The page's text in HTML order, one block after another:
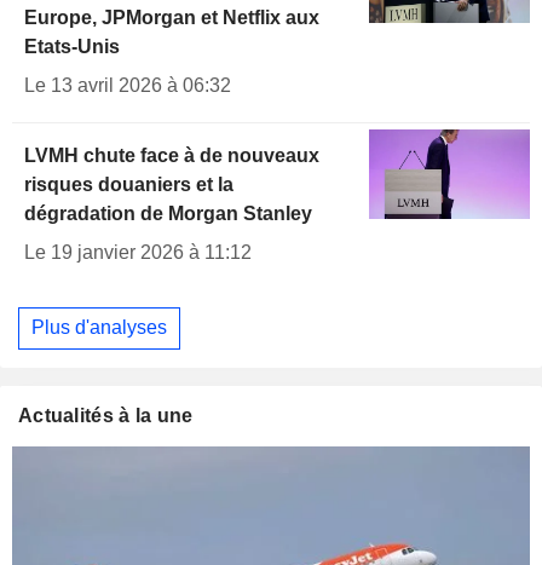
Europe, JPMorgan et Netflix aux
Etats-Unis
Le 13 avril 2026 à 06:32
LVMH chute face à de nouveaux
risques douaniers et la
dégradation de Morgan Stanley
Le 19 janvier 2026 à 11:12
Plus d'analyses
Actualités à la une